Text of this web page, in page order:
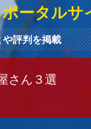
ータルサ
評判を掲載
さん３選